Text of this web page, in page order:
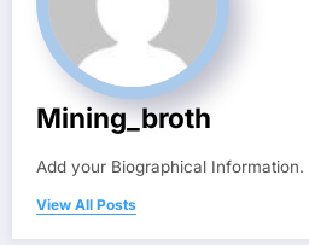
Mining_broth
Add your Biographical Information.
View All Posts